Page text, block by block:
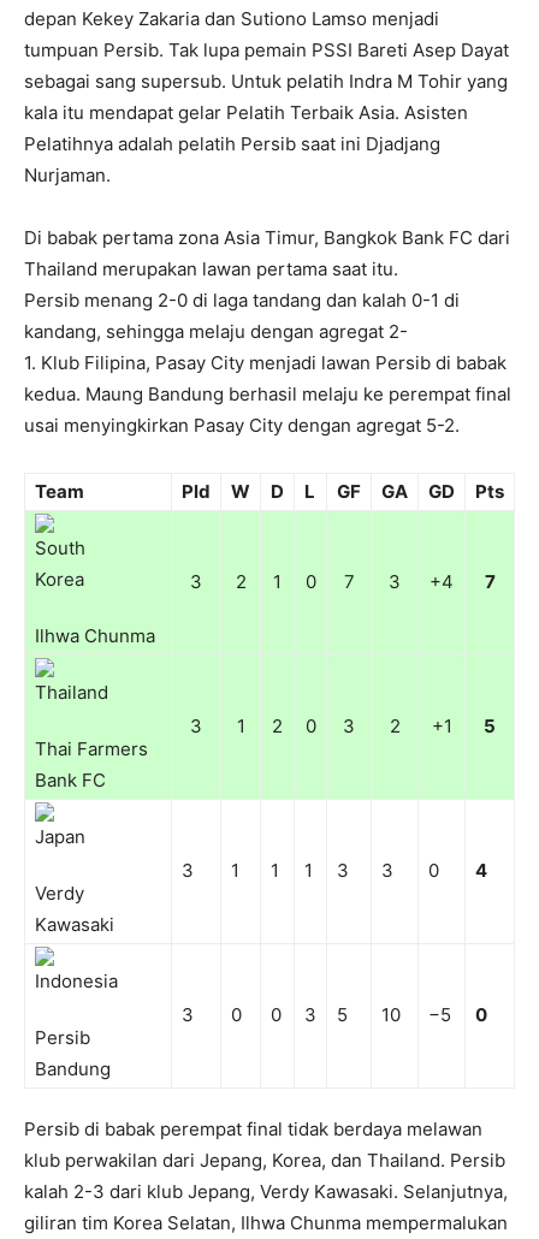
depan Kekey Zakaria dan Sutiono Lamso menjadi
tumpuan Persib. Tak lupa pemain PSSI Bareti Asep Dayat
sebagai sang supersub. Untuk pelatih Indra M Tohir yang
kala itu mendapat gelar Pelatih Terbaik Asia. Asisten
Pelatihnya adalah pelatih Persib saat ini Djadjang
Nurjaman.
Di babak pertama zona Asia Timur, Bangkok Bank FC dari
Thailand merupakan lawan pertama saat itu.
Persib menang 2-0 di laga tandang dan kalah 0-1 di
kandang, sehingga melaju dengan agregat 2-
1. Klub Filipina, Pasay City menjadi lawan Persib di babak
kedua. Maung Bandung berhasil melaju ke perempat final
usai menyingkirkan Pasay City dengan agregat 5-2.
Team Pld W D L GF GA GD Pts
Ilhwa Chunma
3 2 1 0 7 3 +4 7
Thai Farmers
Bank FC
3 1 2 0 3 2 +1 5
Verdy
Kawasaki
3 1 1 1 3 3 0 4
Persib
Bandung
3 0 0 3 5 10 −5 0
Persib di babak perempat final tidak berdaya melawan
klub perwakilan dari Jepang, Korea, dan Thailand. Persib
kalah 2-3 dari klub Jepang, Verdy Kawasaki. Selanjutnya,
giliran tim Korea Selatan, Ilhwa Chunma mempermalukan